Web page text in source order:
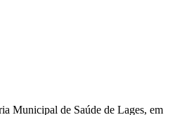
Municipal de Saúde de Lages, em